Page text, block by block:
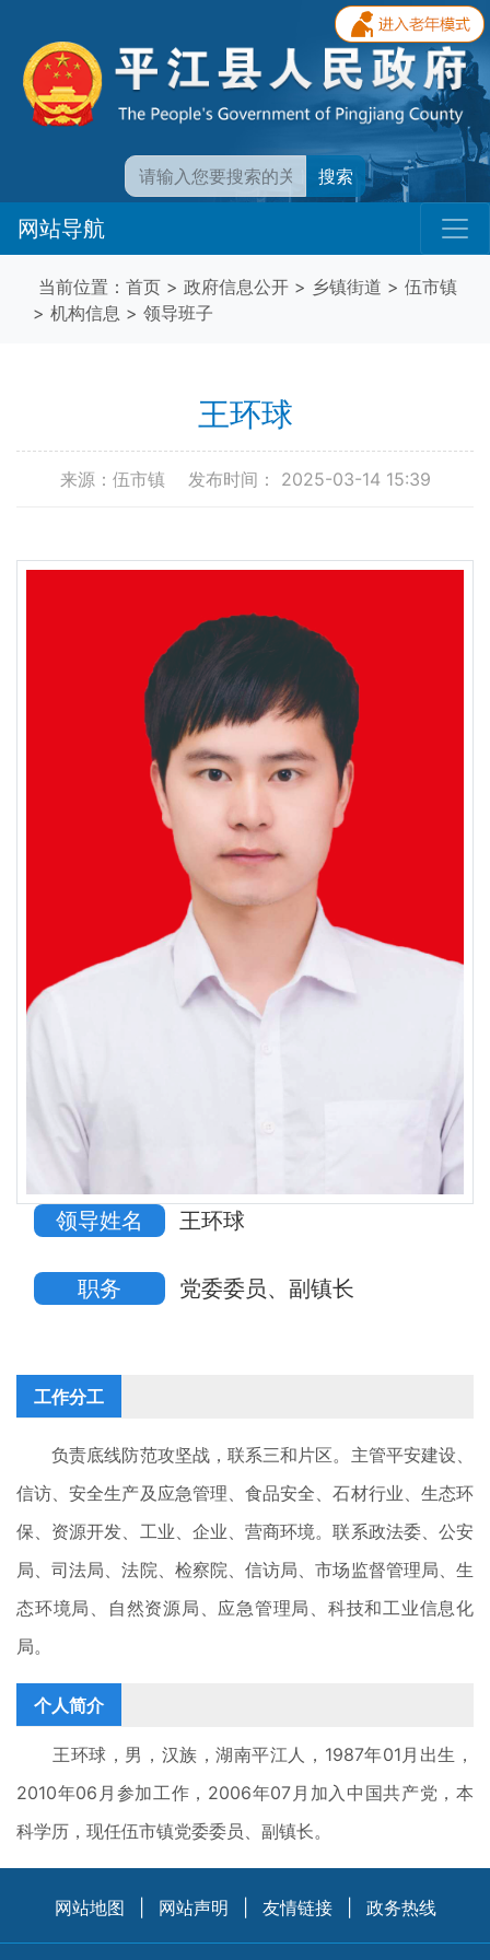
搜索
网站导航
当前位置： 首页 > 政府信息公开 > 乡镇街道 > 伍市镇
> 机构信息 > 领导班子
王环球
来源：伍市镇 发布时间： 2025-03-14 15:39
领导姓名 王环球
职务 党委委员、副镇长
工作分工
负责底线防范攻坚战，联系三和片区。主管平安建设、
信访、安全生产及应急管理、食品安全、石材行业、生态环
保、资源开发、工业、企业、营商环境。联系政法委、公安
局、司法局、法院、检察院、信访局、市场监督管理局、 生
态环境局 、自然资源局、应急管理局、科技和工业信息化
局。
个人简介
王环球，男，汉族，湖南平江人，1987年01月出生，
2010年06月参加工作，2006年07月加入中国共产党，本
科学历，现任伍市镇党委委员、副镇长。
网站地图 网站声明 友情链接 政务热线